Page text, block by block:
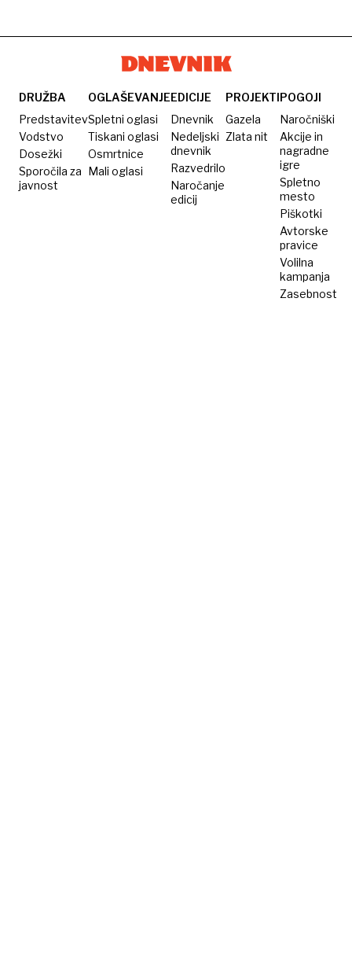
DRUŽBA
Predstavitev
Vodstvo
Dosežki
Sporočila za
javnost
OGLAŠEVANJE
Spletni oglasi
Tiskani oglasi
Osmrtnice
Mali oglasi
EDICIJE
Dnevnik
Nedeljski
dnevnik
Razvedrilo
Naročanje
edicij
PROJEKTI
Gazela
Zlata nit
POGOJI
Naročniški
Akcije in
nagradne
igre
Spletno
mesto
Piškotki
Avtorske
pravice
Volilna
kampanja
Zasebnost